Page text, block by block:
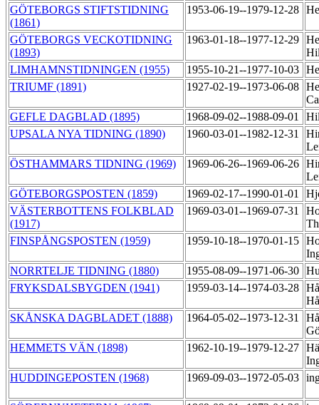
GÖTEBORGS STIFTSTIDNING
(1861)
1953-06-19--1979-12-28
GÖTEBORGS VECKOTIDNING
(1893)
1963-01-18--1977-12-29
LIMHAMNSTIDNINGEN (1955)
1955-10-21--1977-10-03
TRIUMF (1891)
1927-02-19--1973-06-08
GEFLE DAGBLAD (1895)
1968-09-02--1988-09-01
UPSALA NYA TIDNING (1890)
1960-03-01--1982-12-31
ÖSTHAMMARS TIDNING (1969)
1969-06-26--1969-06-26
GÖTEBORGSPOSTEN (1859)
1969-02-17--1990-01-01
VÄSTERBOTTENS FOLKBLAD
(1917)
1969-03-01--1969-07-31
FINSPÅNGSPOSTEN (1959)
1959-10-18--1970-01-15
NORRTELJE TIDNING (1880)
1955-08-09--1971-06-30
FRYKSDALSBYGDEN (1941)
1959-03-14--1974-03-28
SKÅNSKA DAGBLADET (1888)
1964-05-02--1973-12-31
HEMMETS VÄN (1898)
1962-10-19--1979-12-27
HUDDINGEPOSTEN (1968)
1969-09-03--1972-05-03